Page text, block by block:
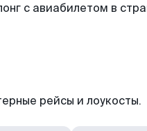
с авиабилетом в
рейсы и лоукосты.